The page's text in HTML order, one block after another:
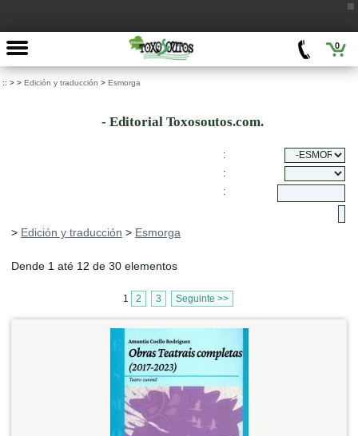
0
:: > > Edición y traducción > Esmorga
- Editorial Toxosoutos.com.
:
:
:
> Edición y traducción > Esmorga
Dende 1 até 12 de 30 elementos
1 2 3 Seguinte >>